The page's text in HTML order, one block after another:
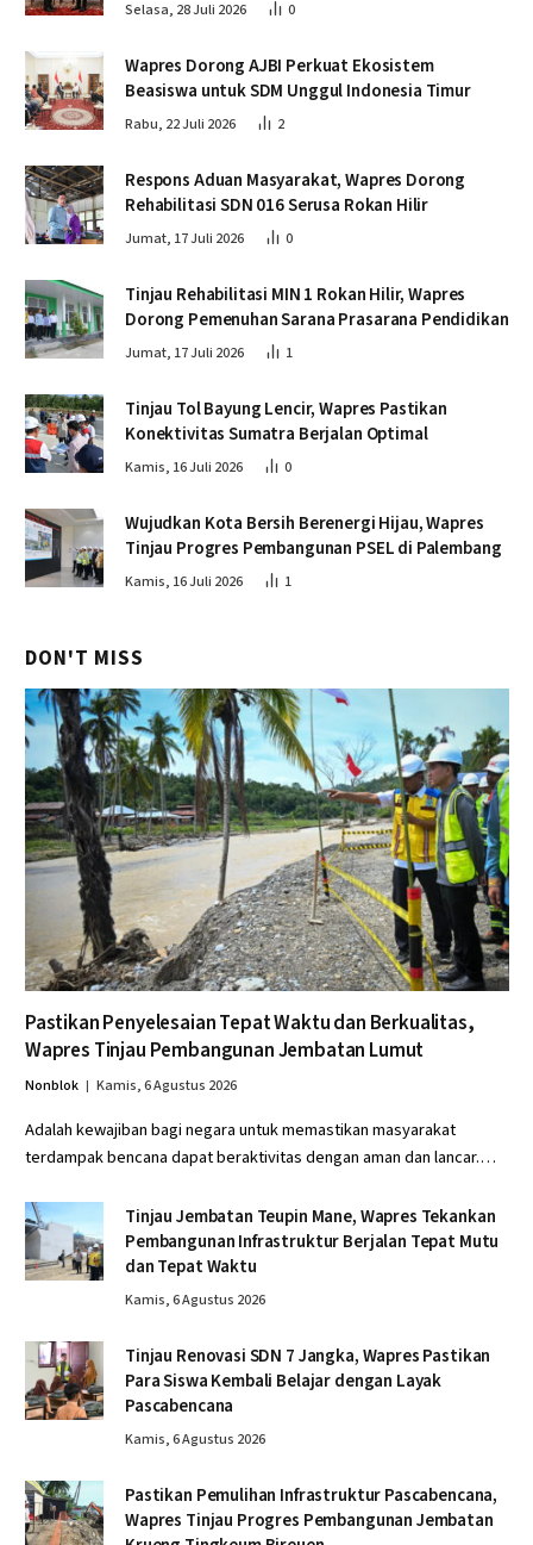
Selasa, 28 Juli 2026 0
Wapres Dorong AJBI Perkuat Ekosistem
Beasiswa untuk SDM Unggul Indonesia Timur
Rabu, 22 Juli 2026 2
Respons Aduan Masyarakat, Wapres Dorong
Rehabilitasi SDN 016 Serusa Rokan Hilir
Jumat, 17 Juli 2026 0
Tinjau Rehabilitasi MIN 1 Rokan Hilir, Wapres
Dorong Pemenuhan Sarana Prasarana Pendidikan
Jumat, 17 Juli 2026 1
Tinjau Tol Bayung Lencir, Wapres Pastikan
Konektivitas Sumatra Berjalan Optimal
Kamis, 16 Juli 2026 0
Wujudkan Kota Bersih Berenergi Hijau, Wapres
Tinjau Progres Pembangunan PSEL di Palembang
Kamis, 16 Juli 2026 1
DON'T MISS
Pastikan Penyelesaian Tepat Waktu dan Berkualitas,
Wapres Tinjau Pembangunan Jembatan Lumut
Nonblok Kamis, 6 Agustus 2026
Adalah kewajiban bagi negara untuk memastikan masyarakat
terdampak bencana dapat beraktivitas dengan aman dan lancar.…
Tinjau Jembatan Teupin Mane, Wapres Tekankan
Pembangunan Infrastruktur Berjalan Tepat Mutu
dan Tepat Waktu
Kamis, 6 Agustus 2026
Tinjau Renovasi SDN 7 Jangka, Wapres Pastikan
Para Siswa Kembali Belajar dengan Layak
Pascabencana
Kamis, 6 Agustus 2026
Pastikan Pemulihan Infrastruktur Pascabencana,
Wapres Tinjau Progres Pembangunan Jembatan